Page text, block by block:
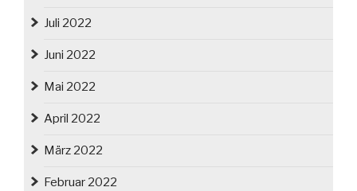
Juli 2022
Juni 2022
Mai 2022
April 2022
März 2022
Februar 2022